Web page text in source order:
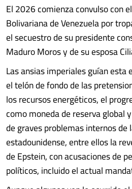
El 2026 comienza convulso con
Bolivariana de Venezuela por
el secuestro de su presidente
Maduro Moros y de su esposa
Las ansias imperiales guían esta
el telón de fondo de las
los recursos energéticos, el
como moneda de reserva global
de graves problemas internos de
estadounidense, entre ellos la
de Epstein, con acusaciones de
políticos, incluido el actual